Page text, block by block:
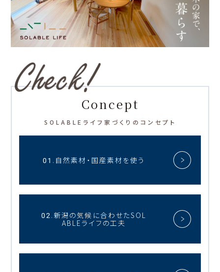
Concept
SOLABLEライフ家づくりのコンセプト
01.自然素材・国産素材を使う
02.新潟の気候に合わせたSOL
ABLEライフの工夫